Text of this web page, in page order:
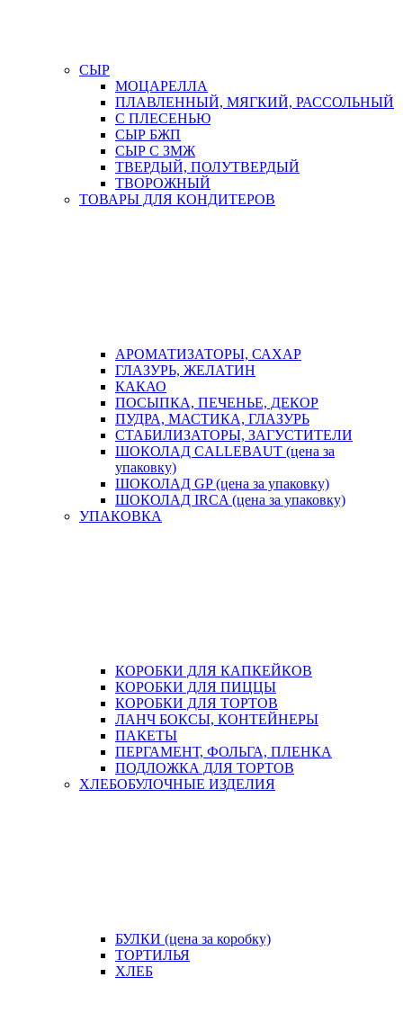
СЫР
МОЦАРЕЛЛА
ПЛАВЛЕННЫЙ, МЯГКИЙ, РАССОЛЬНЫЙ
С ПЛЕСЕНЬЮ
СЫР БЖП
СЫР С ЗМЖ
ТВЕРДЫЙ, ПОЛУТВЕРДЫЙ
ТВОРОЖНЫЙ
ТОВАРЫ ДЛЯ КОНДИТЕРОВ
АРОМАТИЗАТОРЫ, САХАР
ГЛАЗУРЬ, ЖЕЛАТИН
КАКАО
ПОСЫПКА, ПЕЧЕНЬЕ, ДЕКОР
ПУДРА, МАСТИКА, ГЛАЗУРЬ
СТАБИЛИЗАТОРЫ, ЗАГУСТИТЕЛИ
ШОКОЛАД CALLEBAUT (цена за
упаковку)
ШОКОЛАД GP (цена за упаковку)
ШОКОЛАД IRCA (цена за упаковку)
УПАКОВКА
КОРОБКИ ДЛЯ КАПКЕЙКОВ
КОРОБКИ ДЛЯ ПИЦЦЫ
КОРОБКИ ДЛЯ ТОРТОВ
ЛАНЧ БОКСЫ, КОНТЕЙНЕРЫ
ПАКЕТЫ
ПЕРГАМЕНТ, ФОЛЬГА, ПЛЕНКА
ПОДЛОЖКА ДЛЯ ТОРТОВ
ХЛЕБОБУЛОЧНЫЕ ИЗДЕЛИЯ
БУЛКИ (цена за коробку)
ТОРТИЛЬЯ
ХЛЕБ